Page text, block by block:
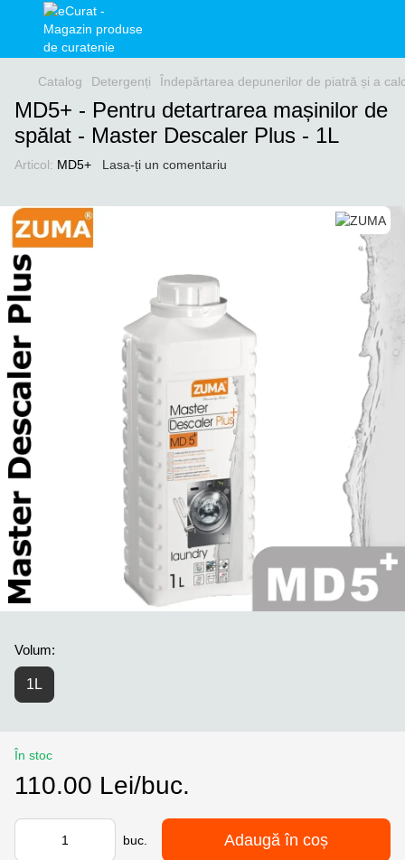
Catalog Detergenți Îndepărtarea depunerilor de piatră și a
MD5+ - Pentru detartrarea mașinilor de
spălat - Master Descaler Plus - 1L
Articol: MD5+ Lasa-ți un comentariu
Volum:
1L
În stoc
110.00 Lei/buc.
buc. Adaugă în coș